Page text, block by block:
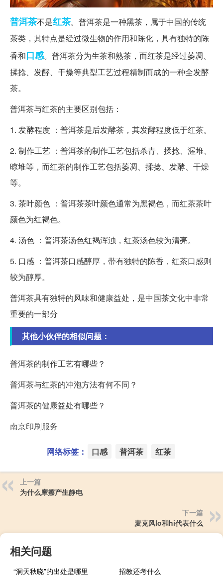
普洱茶不是红茶。普洱茶是一种黑茶，属于中国的传统
茶类，其特点是经过微生物的作用和陈化，具有独特的陈
香和口感。普洱茶分为生茶和熟茶，而红茶是经过萎凋、
揉捻、发酵、干燥等典型工艺过程精制而成的一种全发酵
茶。
普洱茶与红茶的主要区别包括：
1. 发酵程度 ：普洱茶是后发酵茶，其发酵程度低于红茶。
2. 制作工艺 ：普洱茶的制作工艺包括杀青、揉捻、渥堆、
晾堆等，而红茶的制作工艺包括萎凋、揉捻、发酵、干燥
等。
3. 茶叶颜色 ：普洱茶茶叶颜色通常为黑褐色，而红茶茶叶
颜色为红褐色。
4. 汤色 ：普洱茶汤色红褐浑浊，红茶汤色较为清亮。
5. 口感 ：普洱茶口感醇厚，带有独特的陈香，红茶口感则
较为醇厚。
普洱茶具有独特的风味和健康益处，是中国茶文化中非常
重要的一部分
其他小伙伴的相似问题：
普洱茶的制作工艺有哪些？
普洱茶与红茶的冲泡方法有何不同？
普洱茶的健康益处有哪些？
南京印刷服务
网络标签： 口感 普洱茶 红茶
上一篇
为什么摩擦产生静电
下一篇
麦克风lo和hi代表什么
相关问题
“洞天秋晓”的出处是哪里 招教还考什么